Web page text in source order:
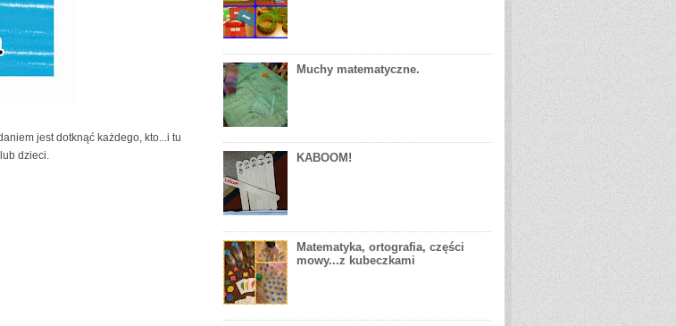
jest dotknąć każdego, kto...i tu
dzieci.
Muchy matematyczne.
KABOOM!
Matematyka, ortografia, części
mowy...z kubeczkami